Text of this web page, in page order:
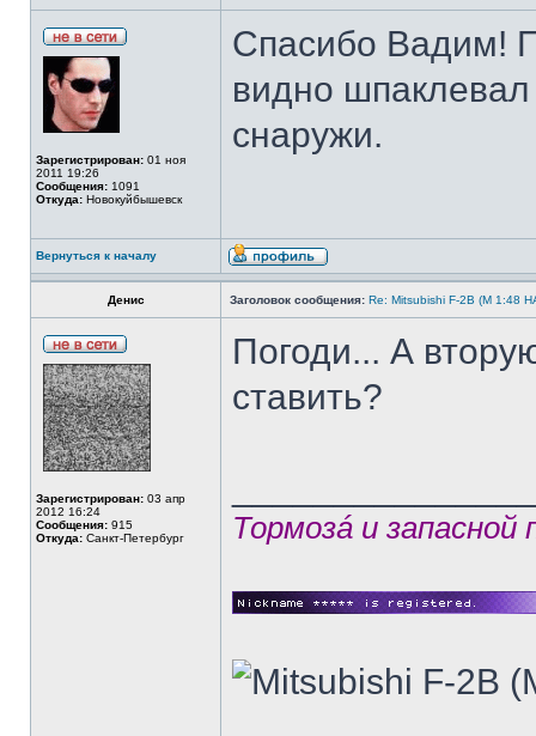
Зарегистрирован: 01 ноя
2011 19:26
Сообщения: 1091
Откуда: Новокуйбышевск
Спасибо Вадим!
видно
снаружи.
Вернуться к началу
Денис Заголовок сообщения: Re: Mitsubishi F-2B (M 1:48
Зарегистрирован: 03 апр
2012 16:24
Сообщения: 915
Откуда: Санкт-Петербург
Погоди... А
ставить?
Тормозá и